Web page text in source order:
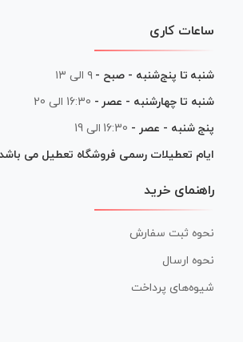
ساعات کاری
شنبه تا پنج‌شنبه - صبح - ۹ الی ۱۳
شنبه تا چهارشنبه - عصر - 16:30 الی 20
پنج شنبه - عصر - 16:30 الی 19
ایام تعطیلات رسمی فروشگاه تعطیل می باشد
راهنمای خرید
نحوه ثبت سفارش
نحوه ارسال
شیوه‌های پرداخت